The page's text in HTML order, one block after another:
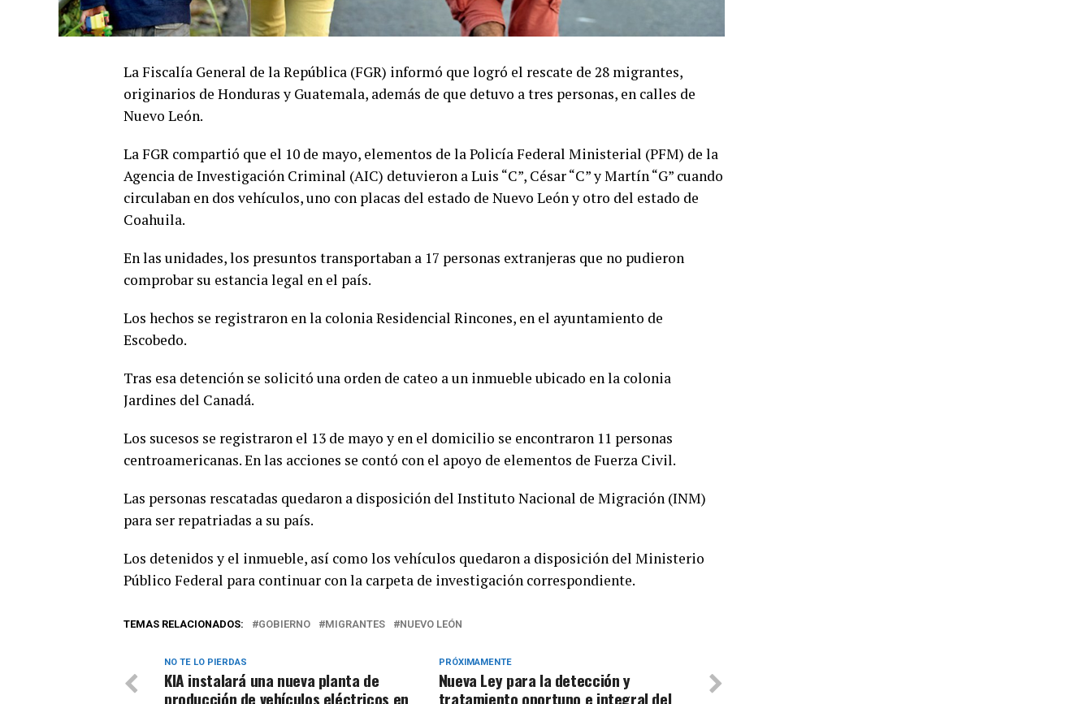
La Fiscalía General de la República (FGR) informó que logró el rescate de 28 migrantes,
originarios de Honduras y Guatemala, además de que detuvo a tres personas, en calles de
Nuevo León.
La FGR compartió que el 10 de mayo, elementos de la Policía Federal Ministerial (PFM) de la
Agencia de Investigación Criminal (AIC) detuvieron a Luis “C”, César “C” y Martín “G” cuando
circulaban en dos vehículos, uno con placas del estado de Nuevo León y otro del estado de
Coahuila.
En las unidades, los presuntos transportaban a 17 personas extranjeras que no pudieron
comprobar su estancia legal en el país.
Los hechos se registraron en la colonia Residencial Rincones, en el ayuntamiento de
Escobedo.
Tras esa detención se solicitó una orden de cateo a un inmueble ubicado en la colonia
Jardines del Canadá.
Los sucesos se registraron el 13 de mayo y en el domicilio se encontraron 11 personas
centroamericanas. En las acciones se contó con el apoyo de elementos de Fuerza Civil.
Las personas rescatadas quedaron a disposición del Instituto Nacional de Migración (INM)
para ser repatriadas a su país.
Los detenidos y el inmueble, así como los vehículos quedaron a disposición del Ministerio
Público Federal para continuar con la carpeta de investigación correspondiente.
TEMAS RELACIONADOS: GOBIERNO MIGRANTES NUEVO LEÓN
PRÓXIMAMENTE
Nueva Ley para la detección y
tratamiento oportuno e integral del
NO TE LO PIERDAS
KIA instalará una nueva planta de
producción de vehículos eléctricos en